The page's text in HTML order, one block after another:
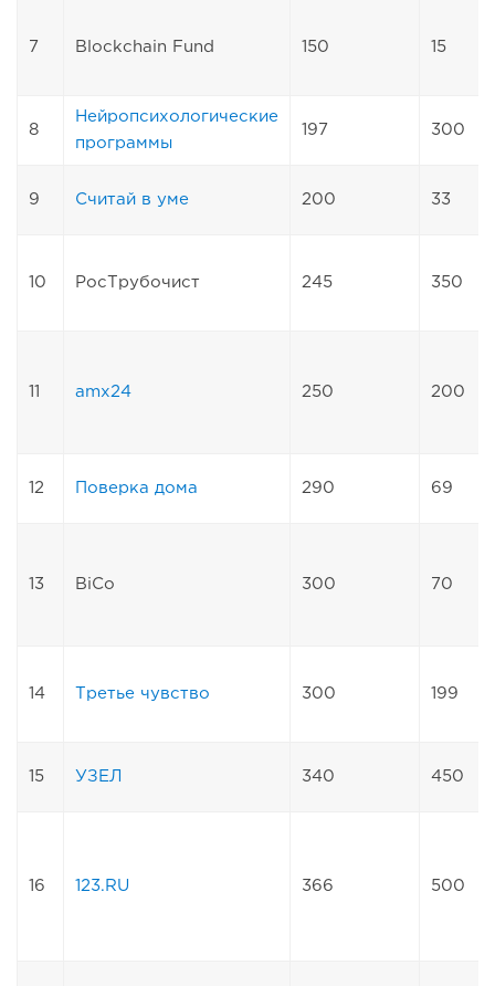
7 Blockchain Fund 150 15
8
Нейропсихологические
программы
197 300
9 Считай в уме 200 33
10 РосТрубочист 245 350
11 amx24 250 200
12 Поверка дома 290 69
13 BiCo 300 70
14 Третье чувство 300 199
15 УЗЕЛ 340 450
16 123.RU 366 500